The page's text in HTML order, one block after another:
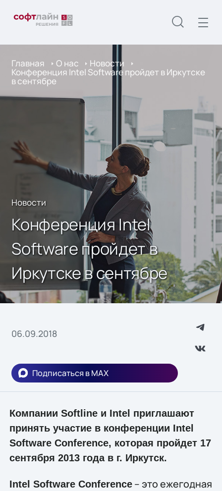
Главная О нас Новости
Конференция Intel Software пройдет в Иркутске
в сентябре
Новости
Конференция Intel
Software пройдет в
Иркутске в сентябре
06.09.2018
Подписаться в MAX
Компании Softline и Intel приглашают
принять участие в конференции Intel
Software Conference, которая пройдет 17
сентября 2013 года в г. Иркутск.
Intel Software Conference– это ежегодная